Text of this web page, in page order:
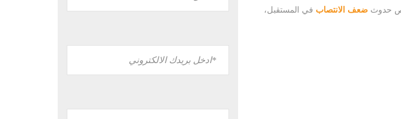
حدوث ضعف الانتصاب في المستقبل،